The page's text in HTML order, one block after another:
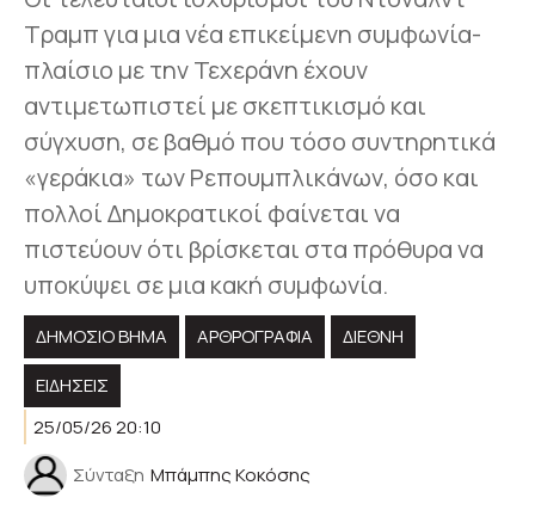
Τραμπ για μια νέα επικείμενη συμφωνία-
πλαίσιο με την Τεχεράνη έχουν
αντιμετωπιστεί με σκεπτικισμό και
σύγχυση, σε βαθμό που τόσο συντηρητικά
«γεράκια» των Ρεπουμπλικάνων, όσο και
πολλοί Δημοκρατικοί φαίνεται να
πιστεύουν ότι βρίσκεται στα πρόθυρα να
υποκύψει σε μια κακή συμφωνία.
ΔΗΜΟΣΙΟ ΒΗΜΑ ΑΡΘΡΟΓΡΑΦΊΑ
ΔΙΕΘΝΗ
ΕΙΔΗΣΕΙΣ
25/05/26 20:10
Σύνταξη Μπάμπης Κοκόσης